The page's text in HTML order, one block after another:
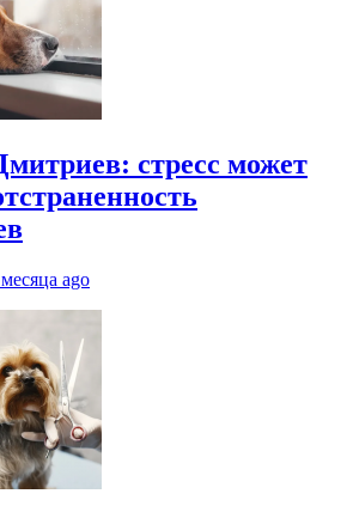
стресс может
ago